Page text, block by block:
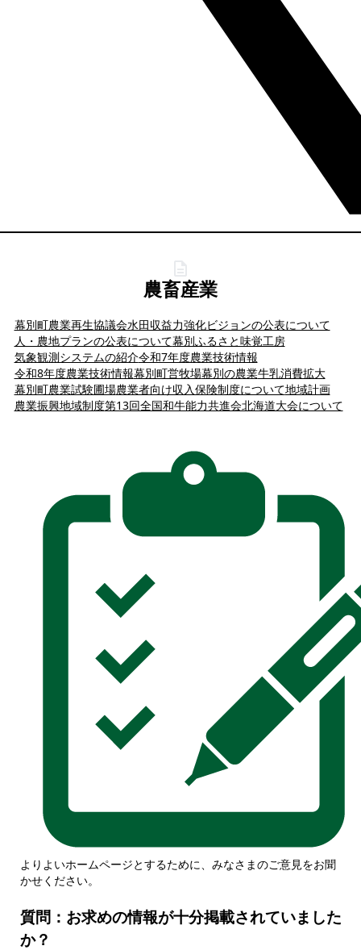
農畜産業
幕別町農業再生協議会水田収益力強化ビジョンの公表について
人・農地プランの公表について幕別ふるさと味覚工房
気象観測システムの紹介令和7年度農業技術情報
令和8年度農業技術情報幕別町営牧場幕別の農業牛乳消費拡大
幕別町農業試験圃場農業者向け収入保険制度について地域計画
農業振興地域制度第13回全国和牛能力共進会北海道大会について
よりよいホームページとするために、みなさまのご意見をお聞
かせください。
質問：お求めの情報が十分掲載されていました
か？